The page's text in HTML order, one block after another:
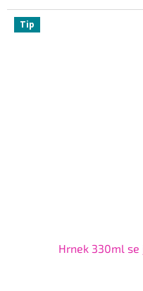
Tip
Hrnek 330ml se